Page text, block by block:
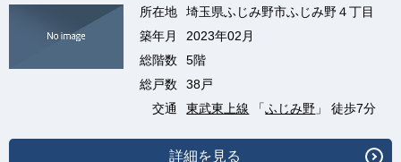
所在地
埼玉県ふじみ野市ふじみ野４丁目
築年月
2023年02月
総階数
5階
総戸数
38戸
交通
東武東上線 「ふじみ野 」 徒歩7分
詳細を見る